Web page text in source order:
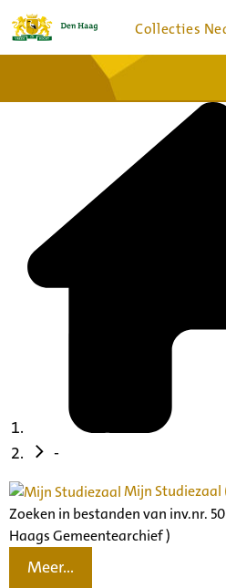
Collecties
Bronnen en collecties
-
Mijn Studiezaal
Zoeken in bestanden van inv.nr.
Haags Gemeentearchief )
Meer...